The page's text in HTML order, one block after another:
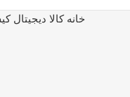
خانهکالا دیجیتال